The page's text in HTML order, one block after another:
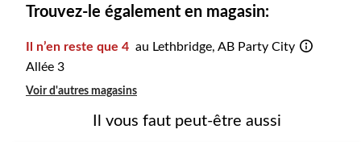
Trouvez-le également en magasin:
Il n’en reste que 4 au Lethbridge, AB Party City
Allée 3
Voir d'autres magasins
Il vous faut peut-être aussi